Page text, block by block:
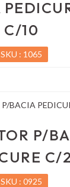
C/10
SKU : 1065
P/
C/
SKU : 0925